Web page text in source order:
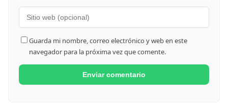
Guarda mi nombre, correo electrónico y web en este
navegador para la próxima vez que comente.